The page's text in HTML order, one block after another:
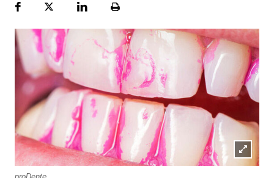
FacebookPlattformLinekdInSeite
Lightbox